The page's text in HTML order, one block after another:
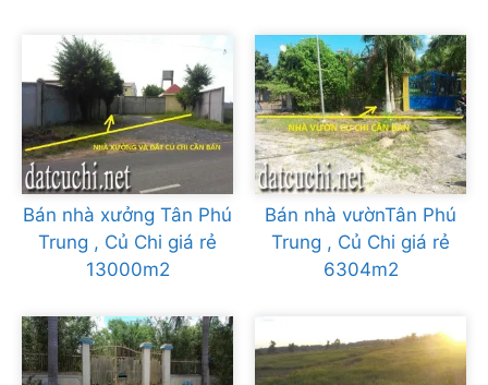
Bán nhà xưởng Tân Phú
Trung , Củ Chi giá rẻ
13000m2
Bán nhà vườnTân Phú
Trung , Củ Chi giá rẻ
6304m2